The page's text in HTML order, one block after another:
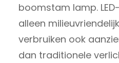
boomstam lamp.
alleen
verbruiken ook
dan traditionele